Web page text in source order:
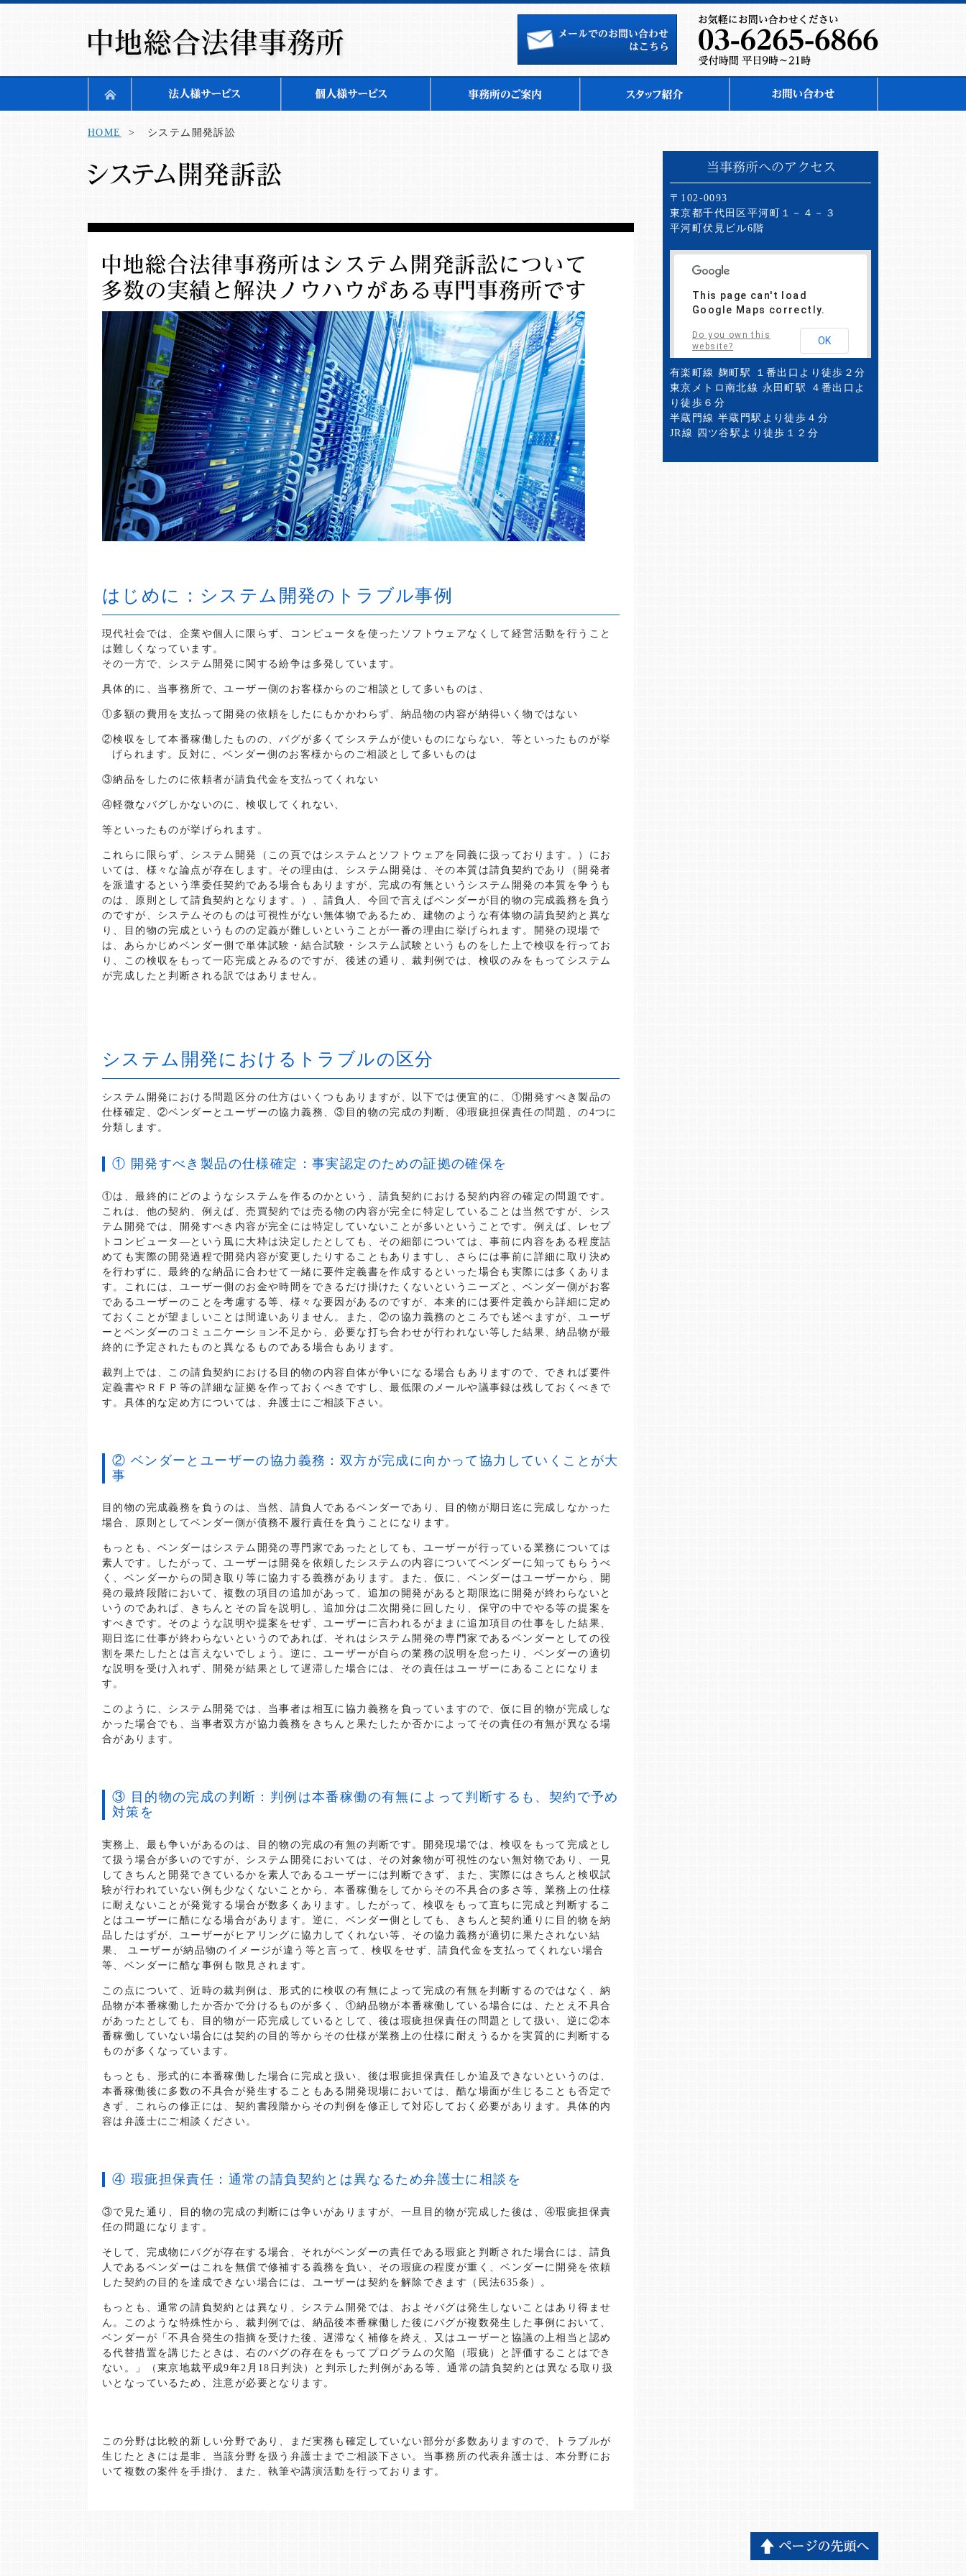
HOME > システム開発訴訟
はじめに：システム開発のトラブル事例
現代社会では、企業や個人に限らず、コンピュータを使ったソフトウェアなくして経営活動を行うこと
は難しくなっています。
その一方で、システム開発に関する紛争は多発しています。
具体的に、当事務所で、ユーザー側のお客様からのご相談として多いものは、
①多額の費用を支払って開発の依頼をしたにもかかわらず、納品物の内容が納得いく物ではない
②検収をして本番稼働したものの、バグが多くてシステムが使いものにならない、等といったものが挙
げられます。反対に、ベンダー側のお客様からのご相談として多いものは
③納品をしたのに依頼者が請負代金を支払ってくれない
④軽微なバグしかないのに、検収してくれない、
等といったものが挙げられます。
これらに限らず、システム開発（この頁ではシステムとソフトウェアを同義に扱っております。）にお
いては、様々な論点が存在します。その理由は、システム開発は、その本質は請負契約であり（開発者
を派遣するという準委任契約である場合もありますが、完成の有無というシステム開発の本質を争うも
のは、原則として請負契約となります。）、請負人、今回で言えばベンダーが目的物の完成義務を負う
のですが、システムそのものは可視性がない無体物であるため、建物のような有体物の請負契約と異な
り、目的物の完成というものの定義が難しいということが一番の理由に挙げられます。開発の現場で
は、あらかじめベンダー側で単体試験・結合試験・システム試験というものをした上で検収を行ってお
り、この検収をもって一応完成とみるのですが、後述の通り、裁判例では、検収のみをもってシステム
が完成したと判断される訳ではありません。
システム開発におけるトラブルの区分
システム開発における問題区分の仕方はいくつもありますが、以下では便宜的に、①開発すべき製品の
仕様確定、②ベンダーとユーザーの協力義務、③目的物の完成の判断、④瑕疵担保責任の問題、の4つに
分類します。
① 開発すべき製品の仕様確定：事実認定のための証拠の確保を
①は、最終的にどのようなシステムを作るのかという、請負契約における契約内容の確定の問題です。
これは、他の契約、例えば、売買契約では売る物の内容が完全に特定していることは当然ですが、シス
テム開発では、開発すべき内容が完全には特定していないことが多いということです。例えば、レセプ
トコンピュータ―という風に大枠は決定したとしても、その細部については、事前に内容をある程度詰
めても実際の開発過程で開発内容が変更したりすることもありますし、さらには事前に詳細に取り決め
を行わずに、最終的な納品に合わせて一緒に要件定義書を作成するといった場合も実際には多くありま
す。これには、ユーザー側のお金や時間をできるだけ掛けたくないというニーズと、ベンダー側がお客
であるユーザーのことを考慮する等、様々な要因があるのですが、本来的には要件定義から詳細に定め
ておくことが望ましいことは間違いありません。また、②の協力義務のところでも述べますが、ユーザ
ーとベンダーのコミュニケーション不足から、必要な打ち合わせが行われない等した結果、納品物が最
終的に予定されたものと異なるものである場合もあります。
裁判上では、この請負契約における目的物の内容自体が争いになる場合もありますので、できれば要件
定義書やＲＦＰ等の詳細な証拠を作っておくべきですし、最低限のメールや議事録は残しておくべきで
す。具体的な定め方については、弁護士にご相談下さい。
② ベンダーとユーザーの協力義務：双方が完成に向かって協力していくことが大
事
目的物の完成義務を負うのは、当然、請負人であるベンダーであり、目的物が期日迄に完成しなかった
場合、原則としてベンダー側が債務不履行責任を負うことになります。
もっとも、ベンダーはシステム開発の専門家であったとしても、ユーザーが行っている業務については
素人です。したがって、ユーザーは開発を依頼したシステムの内容についてベンダーに知ってもらうべ
く、ベンダーからの聞き取り等に協力する義務があります。また、仮に、ベンダーはユーザーから、開
発の最終段階において、複数の項目の追加があって、追加の開発があると期限迄に開発が終わらないと
いうのであれば、きちんとその旨を説明し、追加分は二次開発に回したり、保守の中でやる等の提案を
すべきです。そのような説明や提案をせず、ユーザーに言われるがままに追加項目の仕事をした結果、
期日迄に仕事が終わらないというのであれば、それはシステム開発の専門家であるベンダーとしての役
割を果たしたとは言えないでしょう。逆に、ユーザーが自らの業務の説明を怠ったり、ベンダーの適切
な説明を受け入れず、開発が結果として遅滞した場合には、その責任はユーザーにあることになりま
す。
このように、システム開発では、当事者は相互に協力義務を負っていますので、仮に目的物が完成しな
かった場合でも、当事者双方が協力義務をきちんと果たしたか否かによってその責任の有無が異なる場
合があります。
③ 目的物の完成の判断：判例は本番稼働の有無によって判断するも、契約で予め
対策を
実務上、最も争いがあるのは、目的物の完成の有無の判断です。開発現場では、検収をもって完成とし
て扱う場合が多いのですが、システム開発においては、その対象物が可視性のない無対物であり、一見
してきちんと開発できているかを素人であるユーザーには判断できず、また、実際にはきちんと検収試
験が行われていない例も少なくないことから、本番稼働をしてからその不具合の多さ等、業務上の仕様
に耐えないことが発覚する場合が数多くあります。したがって、検収をもって直ちに完成と判断するこ
とはユーザーに酷になる場合があります。逆に、ベンダー側としても、きちんと契約通りに目的物を納
品したはずが、ユーザーがヒアリングに協力してくれない等、その協力義務が適切に果たされない結
果、 ユーザーが納品物のイメージが違う等と言って、検収をせず、請負代金を支払ってくれない場合
等、ベンダーに酷な事例も散見されます。
この点について、近時の裁判例は、形式的に検収の有無によって完成の有無を判断するのではなく、納
品物が本番稼働したか否かで分けるものが多く、①納品物が本番稼働している場合には、たとえ不具合
があったとしても、目的物が一応完成しているとして、後は瑕疵担保責任の問題として扱い、逆に②本
番稼働していない場合には契約の目的等からその仕様が業務上の仕様に耐えうるかを実質的に判断する
ものが多くなっています。
もっとも、形式的に本番稼働した場合に完成と扱い、後は瑕疵担保責任しか追及できないというのは、
本番稼働後に多数の不具合が発生することもある開発現場においては、酷な場面が生じることも否定で
きず、これらの修正には、契約書段階からその判例を修正して対応しておく必要があります。具体的内
容は弁護士にご相談ください。
④ 瑕疵担保責任：通常の請負契約とは異なるため弁護士に相談を
③で見た通り、目的物の完成の判断には争いがありますが、一旦目的物が完成した後は、④瑕疵担保責
任の問題になります。
そして、完成物にバグが存在する場合、それがベンダーの責任である瑕疵と判断された場合には、請負
人であるベンダーはこれを無償で修補する義務を負い、その瑕疵の程度が重く、ベンダーに開発を依頼
した契約の目的を達成できない場合には、ユーザーは契約を解除できます（民法635条）。
もっとも、通常の請負契約とは異なり、システム開発では、およそバグは発生しないことはあり得ませ
ん。このような特殊性から、裁判例では、納品後本番稼働した後にバグが複数発生した事例において、
ベンダーが「不具合発生の指摘を受けた後、遅滞なく補修を終え、又はユーザーと協議の上相当と認め
る代替措置を講じたときは、右のバグの存在をもってプログラムの欠陥（瑕疵）と評価することはでき
ない。」（東京地裁平成9年2月18日判決）と判示した判例がある等、通常の請負契約とは異なる取り扱
いとなっているため、注意が必要となります。
この分野は比較的新しい分野であり、まだ実務も確定していない部分が多数ありますので、トラブルが
生じたときには是非、当該分野を扱う弁護士までご相談下さい。当事務所の代表弁護士は、本分野にお
いて複数の案件を手掛け、また、執筆や講演活動を行っております。
〒102-0093
東京都千代田区平河町１－４－３
平河町伏見ビル6階
This page can't load
Google Maps correctly.
Do you own this
website?
OK
有楽町線 麹町駅 １番出口より徒歩２分
東京メトロ南北線 永田町駅 ４番出口よ
り徒歩６分
半蔵門線 半蔵門駅より徒歩４分
JR線 四ツ谷駅より徒歩１２分